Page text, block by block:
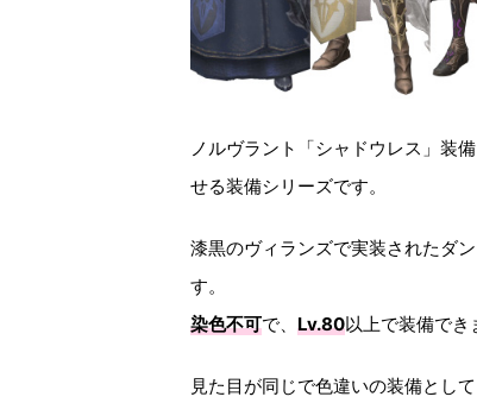
ノルヴラント「シャドウレス」装
せる装備シリーズです。
漆黒のヴィランズで実装されたダ
す。
染色不可で、 Lv.80以上で装備でき
見た目が同じで色違いの装備とし